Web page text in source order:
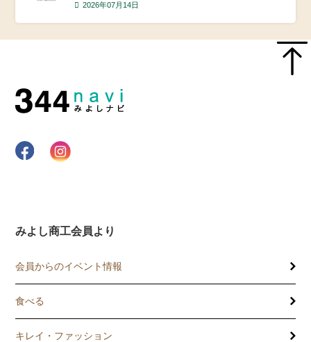
2026年07月14日
みよし商工会員より
会員からのイベント情報
食べる
キレイ・ファッション